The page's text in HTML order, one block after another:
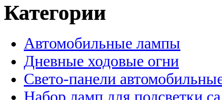
Категории
Автомобильные лампы
Дневные ходовые огни
Свето-панели